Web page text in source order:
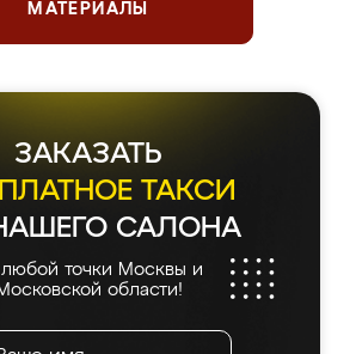
МАТЕРИАЛЫ
ЗАКАЗАТЬ
ТАКСИ
САЛОНА
точки Москвы и
области!